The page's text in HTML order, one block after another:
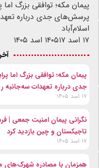
پیمان مکه؛ توافقی بزرگ
پرسش‌های جدی درباره
اسلام‌آباد
۱۷ اسد ۱۴۰۵
۱۷ اسد ۱۴۰۵
پیمان مکه؛ توافقی بزرگ
جدی درباره تعهدات سه‌جانبه
۱۷ اسد ۱۴۰۵
نگرانی پیمان امنیت جمعی |
تاجیکستان و چین بازدید کرد
۱۷ اسد ۱۴۰۵
همزمان با مصادره شهرک‌های